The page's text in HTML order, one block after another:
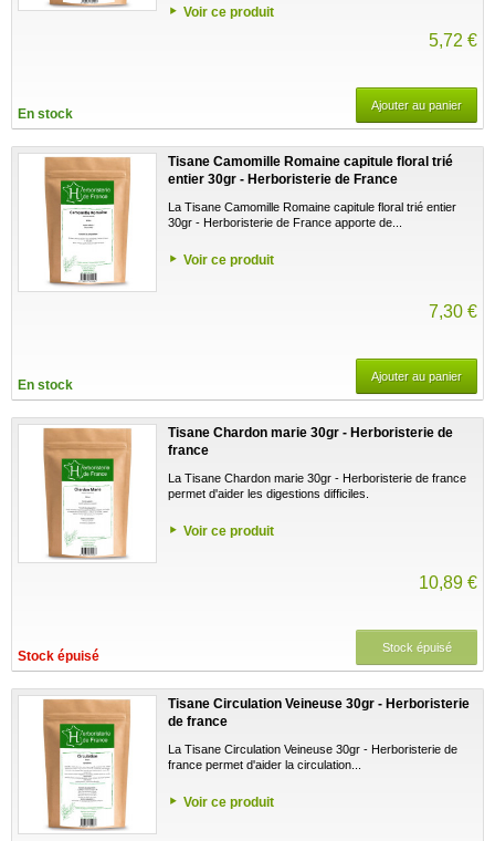
Voir ce produit
5,72 €
En stock
Ajouter au panier
Tisane Camomille Romaine capitule floral trié
entier 30gr - Herboristerie de France
La Tisane Camomille Romaine capitule floral trié entier
30gr - Herboristerie de France apporte de...
Voir ce produit
7,30 €
En stock
Ajouter au panier
Tisane Chardon marie 30gr - Herboristerie de
france
La Tisane Chardon marie 30gr - Herboristerie de france
permet d'aider les digestions difficiles.
Voir ce produit
10,89 €
Stock épuisé
Stock épuisé
Tisane Circulation Veineuse 30gr - Herboristerie
de france
La Tisane Circulation Veineuse 30gr - Herboristerie de
france permet d'aider la circulation...
Voir ce produit